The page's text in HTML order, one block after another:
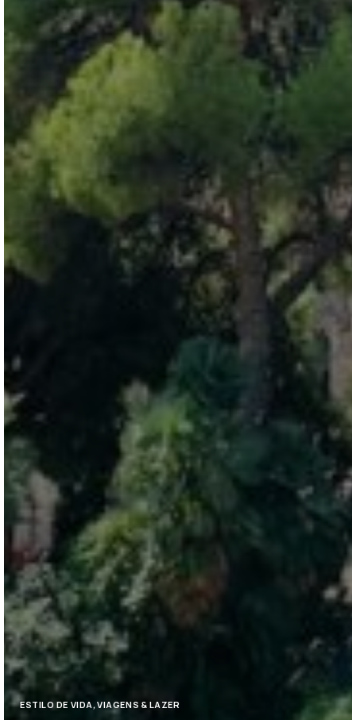
ESTILO DE VIDA,VIAGENS & LAZER